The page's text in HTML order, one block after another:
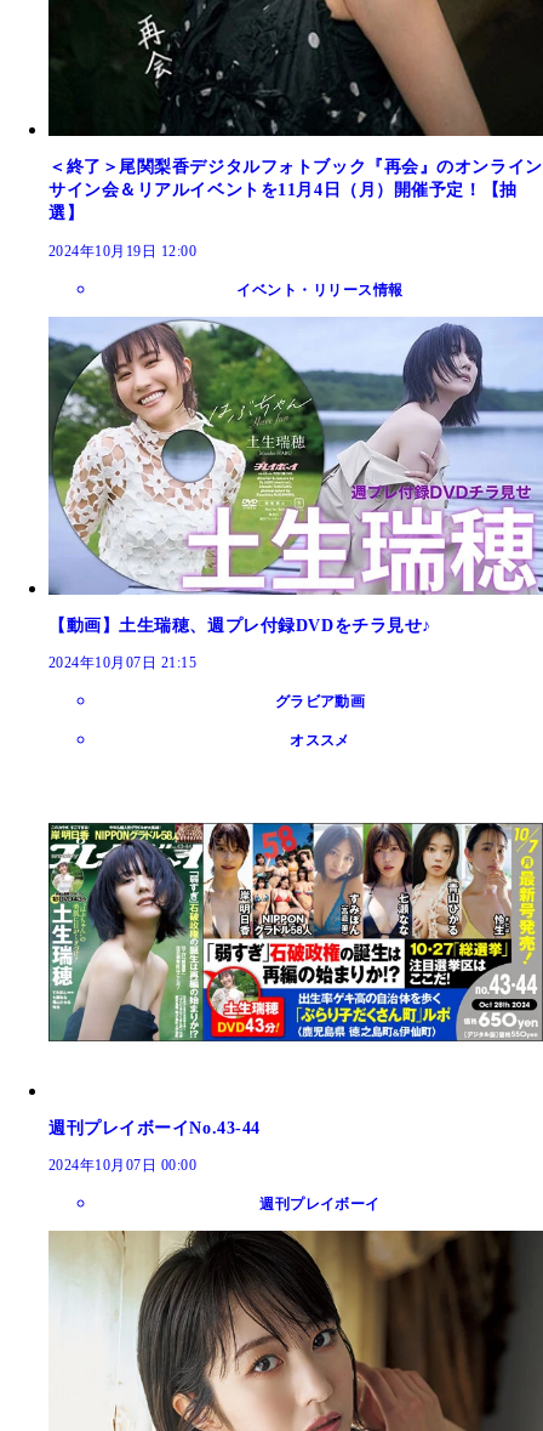
＜終了＞尾関梨香デジタルフォトブック『再会』のオンライン
サイン会＆リアルイベントを11月4日（月）開催予定！【抽
選】
2024年10月19日 12:00
イベント・リリース情報
【動画】土生瑞穂、週プレ付録DVDをチラ見せ♪
2024年10月07日 21:15
グラビア動画
オススメ
週刊プレイボーイNo.43-44
2024年10月07日 00:00
週刊プレイボーイ